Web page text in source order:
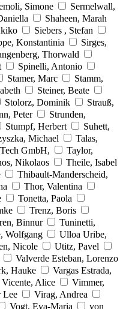
Simone
Sermelwall,
Shaheen, Marah
Siebers , Stefan
Konstantinia
Sirges,
Thorwald
Spinelli, Antonio
Stamer, Marc
Stamm,
Steiner, Beate
Stolorz, Dominik
Strauß,
Peter
Strunden,
Stumpf, Herbert
Suhett,
Michael
Talas,
GmbH,
Taylor,
Nikolaos
Theile, Isabel
Thibault-Manderscheid,
Thor, Valentina
Tonetta, Paola
Trenz, Boris
Binnur
Tuninetti,
Wolfgang
Ulloa Uribe,
Nicole
Utitz, Pavel
Valverde Esteban, Lorenzo
Hauke
Vargas Estrada,
Vicente, Alice
Vimmer,
Lee
Virag, Andrea
Vogt, Eva-Maria
von